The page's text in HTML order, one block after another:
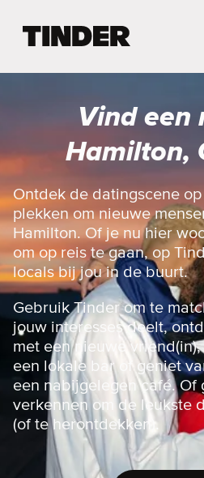
r
h
o
e
p
a
g
i
n
a
Vind een
Hamilton,
Ontdek de datingscene
plekken om nieuwe
Hamilton. Of je nu hier
om op reis te gaan, op
locals bij jou in de buurt.
Gebruik Tinder om te
jouw interesses deelt,
met een nieuwe
een lokale bar of geniet
een nabijgelegen café. Of
verkennen om de leukste
(of te herontdekken).